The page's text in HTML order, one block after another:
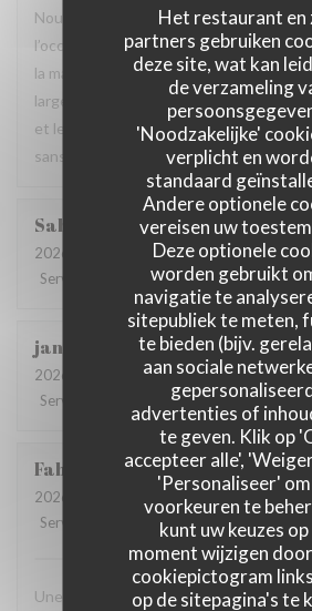
Het restaurant en
partners gebruiken
deze site, wat kan
de verzameling
'Noodzakelijke'
verplicht en
standaard
Andere optionele
vereisen uw
Deze optionele
worden gebruikt
navigatie te
sitepubliek te meten,
te bieden (bijv.
aan sociale
advertenties of
te geven. Klik op
accepteer alle',
'Personaliseer'
voorkeuren te
kunt uw keuzes op
moment wijzigen
cookiepictogram
op de sitepagina's te
Nous avons passé un agréable moment
l’occasion, pour certains d’entre nous,
la manière la plus authentique qui soit.
largement à la hauteur de nos
et le personnel particulièrement
sans hésiter que nous reviendrons. Au
Sabrina
2026-07-25
- 21:00 - Gasten 2
Service
Atmosfeer:4/5 Keuken: 4/5
jan
2026-07-28
- 19:30 - Gasten 2
Service
Atmosfeer:3/5 Keuken:3/5
Fabrice
2026-07-19
- 12:00 - Gasten 3
Service
Atmosfeer
Une table sympathique avec son